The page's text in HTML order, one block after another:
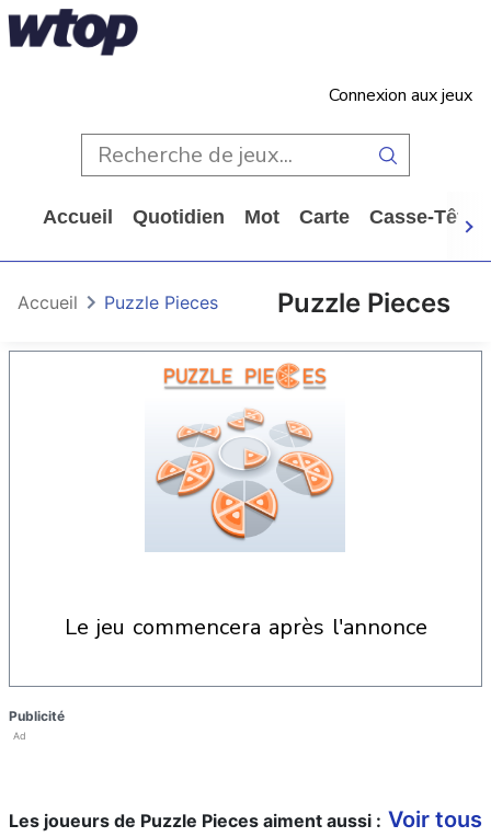
Connexion aux jeux
Accueil Quotidien Mot Carte Casse-Tête
Puzzle Pieces
Accueil Puzzle Pieces
le jeu commencera après l'annonce
Publicité
Ad
Les joueurs de Puzzle Pieces aiment aussi : Voir tous